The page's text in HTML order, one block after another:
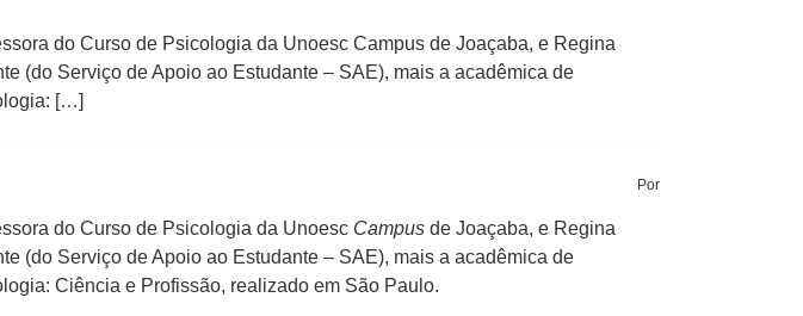
do Curso de Psicologia da Unoesc Campus de Joaçaba, e Regina
(do Serviço de Apoio ao Estudante – SAE), mais a acadêmica de
[…]
Por
do Curso de Psicologia da Unoesc Campus de Joaçaba, e Regina
(do Serviço de Apoio ao Estudante – SAE), mais a acadêmica de
Ciência e Profissão, realizado em São Paulo.